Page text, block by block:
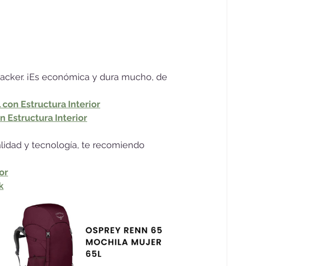
¡Es económica y dura mucho, de
con Estructura Interior
Estructura Interior
y tecnología, te recomiendo